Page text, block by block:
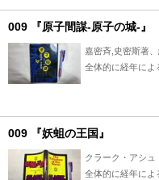
009 『原子間謀-原子の城-』
嘉密斉,史密斯著
全体的に経年によ
009 『妖蛆の王国』
クラーク・アシ
全体的に経年によ